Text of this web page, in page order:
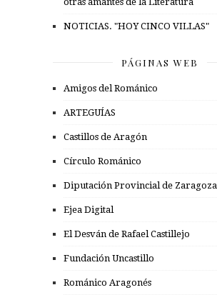
NOTICIAS. "HOY CINCO VILLAS"
PÁGINAS WEB
Amigos del Románico
ARTEGUÍAS
Castillos de Aragón
Círculo Románico
Diputación Provincial de Zaragoza
Ejea Digital
El Desván de Rafael Castillejo
Fundación Uncastillo
Románico Aragonés